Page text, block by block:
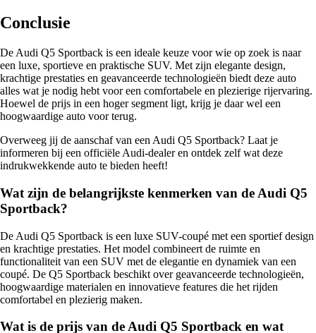
Conclusie
De Audi Q5 Sportback is een ideale keuze voor wie op zoek is naar
een luxe, sportieve en praktische SUV. Met zijn elegante design,
krachtige prestaties en geavanceerde technologieën biedt deze auto
alles wat je nodig hebt voor een comfortabele en plezierige rijervaring.
Hoewel de prijs in een hoger segment ligt, krijg je daar wel een
hoogwaardige auto voor terug.
Overweeg jij de aanschaf van een Audi Q5 Sportback? Laat je
informeren bij een officiële Audi-dealer en ontdek zelf wat deze
indrukwekkende auto te bieden heeft!
Wat zijn de belangrijkste kenmerken van de Audi Q5
Sportback?
De Audi Q5 Sportback is een luxe SUV-coupé met een sportief design
en krachtige prestaties. Het model combineert de ruimte en
functionaliteit van een SUV met de elegantie en dynamiek van een
coupé. De Q5 Sportback beschikt over geavanceerde technologieën,
hoogwaardige materialen en innovatieve features die het rijden
comfortabel en plezierig maken.
Wat is de prijs van de Audi Q5 Sportback en wat